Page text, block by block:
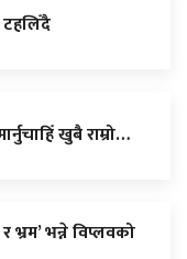
टहलिँदै
खुबै राम्रो…
भ्रम’ भन्ने विप्लवको